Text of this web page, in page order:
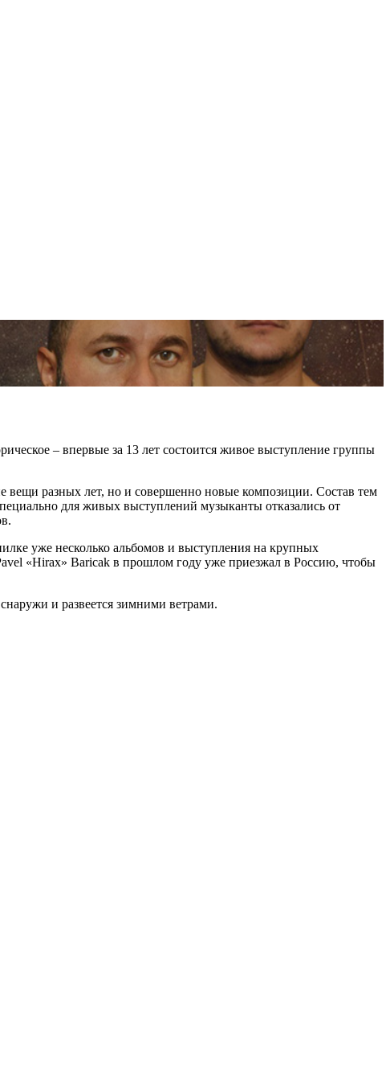
– впервые за 13 лет состоится живое выступление группы
вещи разных лет, но и совершенно новые композиции. Состав тем
для живых выступлений музыканты отказались от
уже несколько альбомов и выступления на крупных
«Hirax» Baricak в прошлом году уже приезжал в Россию, чтобы
и развеется зимними ветрами.